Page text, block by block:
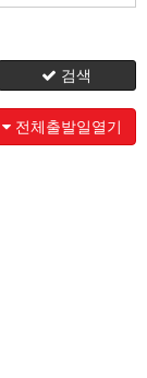
검색
전체출발일열기